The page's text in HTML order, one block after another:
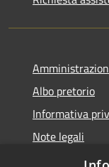
Albo pretorio
Informativa
Note legali
Dichiarazione